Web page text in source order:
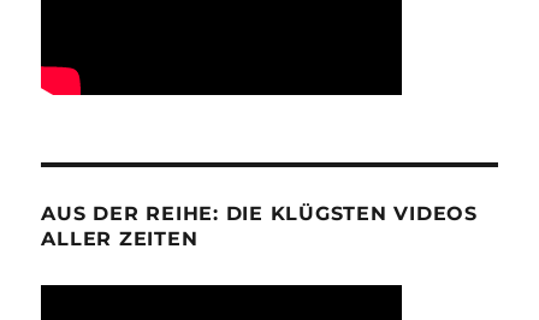
AUS DER REIHE: DIE KLÜGSTEN VIDEOS
ALLER ZEITEN